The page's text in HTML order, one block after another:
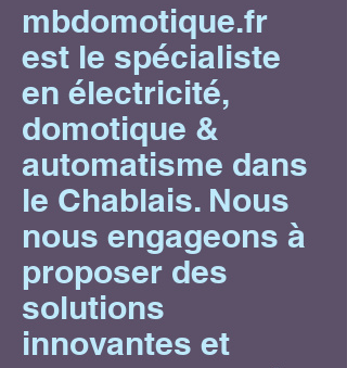
mbdomotique.fr
est le spécialiste
en électricité,
domotique &
automatisme dans
le Chablais. Nous
nous engageons à
proposer des
solutions
innovantes et